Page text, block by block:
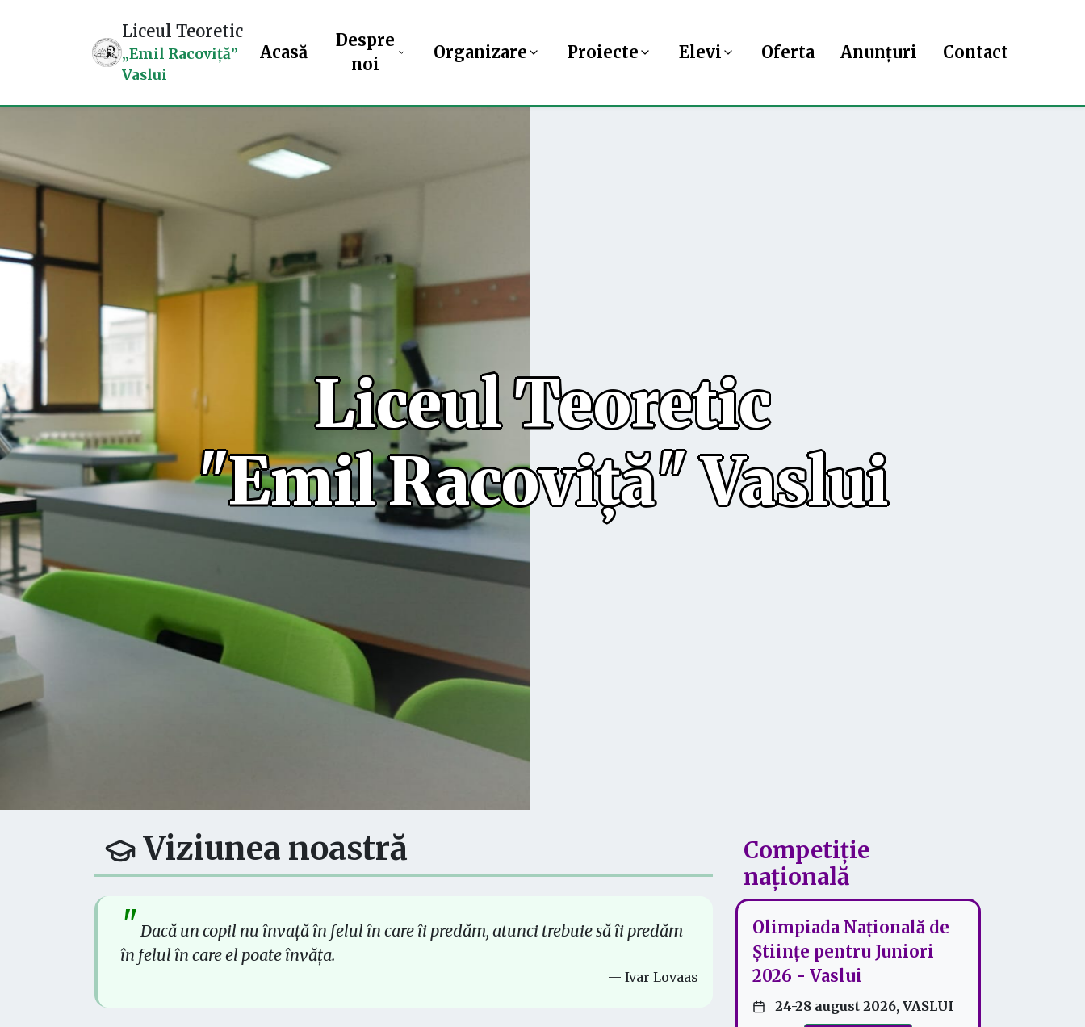
Liceul Teoretic
„Emil Racoviță”
Vaslui
Acasă
Despre
noi
Organizare Proiecte Elevi Oferta Anunțuri Contact
Liceul Teoretic
"Emil Racoviță" Vaslui
Viziunea noastră
" Dacă un copil nu învață în felul în care îi predăm, atunci trebuie să îi predăm
în felul în care el poate învăța.
— Ivar Lovaas
Competiție
națională
Olimpiada Națională de
Științe pentru Juniori
2026 - Vaslui
24-28 august 2026, VASLUI